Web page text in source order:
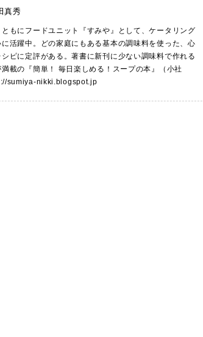
真秀
もにフードユニット『すみや』として、ケータリング
活躍中。どの家庭にもある基本の調味料を使った、心
シピに定評がある。著書に新刊に少ない調味料で作れる
載の『簡単！ 毎日楽しめる！スープの本』（小社
sumiya-nikki.blogspot.jp